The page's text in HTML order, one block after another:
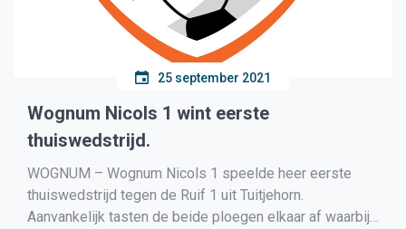
25 september 2021
Wognum Nicols 1 wint eerste
thuiswedstrijd.
WOGNUM – Wognum Nicols 1 speelde heer eerste
thuiswedstrijd tegen de Ruif 1 uit Tuitjehorn.
Aanvankelijk tasten de beide ploegen elkaar af waarbij